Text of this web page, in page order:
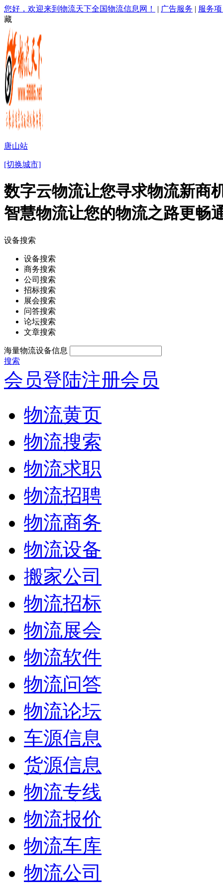
您好，欢迎来到物流天下全国物流信息网！ | 广告服务 | 服务
藏
唐山站
[切换城市]
数字云物流让您寻求物流新商
智慧物流让您的物流之路更畅
设备搜索
设备搜索
商务搜索
公司搜索
招标搜索
展会搜索
问答搜索
论坛搜索
文章搜索
海量物流设备信息
搜索
会员登陆注册会员
物流黄页
物流搜索
物流求职
物流招聘
物流商务
物流设备
搬家公司
物流招标
物流展会
物流软件
物流问答
物流论坛
车源信息
货源信息
物流专线
物流报价
物流车库
物流公司